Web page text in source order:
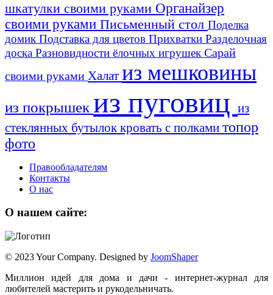
шкатулки своими руками Органайзер
своими руками Письменный стол Поделка
домик Подставка для цветов Прихватки Разделочная
доска Разновидности ёлочных игрушек Сарай
своими руками Халат из мешковины
из покрышек из пуговиц из
стеклянных бутылок кровать с полками топор
фото
Правообладателям
Контакты
О нас
О нашем сайте:
© 2023 Your Company. Designed by JoomShaper
Миллион идей для дома и дачи - интернет-журнал для
любителей мастерить и рукодельничать.